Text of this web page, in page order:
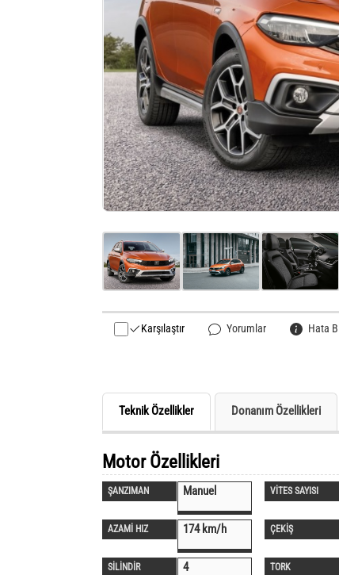
Karşılaştır Yorumlar Hata
Teknik Özellikler Donanım Özellikleri
Motor Özellikleri
ŞANZIMAN Manuel VİTES SAYISI
AZAMİ HIZ 174 km/h ÇEKİŞ
SİLİNDİR 4 TORK